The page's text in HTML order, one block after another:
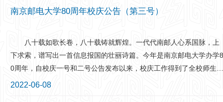
担当、能吃苦、肯奋斗的新时代好青年。
我校根据教育部关工委、省教育系统关工
动，围绕“老少共话二十大 踔厉奋发新征
程”主题，采取线上线下相结合的方法，积极
组织学生采访“五老，通过征文、微视频、舞
点，把再创辉煌作为新的目标，向榜样学
习、与榜样同行，珍惜韶华、砥砺奋进，学
分为“榜样的力量”“奋斗的青春”“光荣的使
命”三个篇章。会上，优秀师生代表对话梦
想、致敬信仰，作了朋辈引领、榜样示范的
颁发一次，今年全国共有8人获得该项荣
作，先后担任中国消防协会科普委员会委
员、中国消防协会科普委员会、“中国消防-
科普中国共建基地”专家工作委员会委员、江
南京邮电大学80周年校庆公告（第三号）
八十载如歌长卷，八十载铸就辉煌。一代代南邮人心系国脉，上
下求索，谱写出一首信息报国的壮丽诗篇。今年是南京邮电大学办学8
0周年，自校庆一号和二号公告发布以来，校庆工作得到了全校师生、
广大校友和社会各界的热切关注与鼎力支持，师生积极踊跃参与，校
2022-06-08